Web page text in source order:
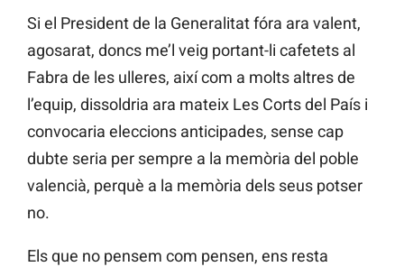
Si el President de la Generalitat fóra ara valent,
agosarat, doncs me’l veig portant-li cafetets al
Fabra de les ulleres, així com a molts altres de
l’equip, dissoldria ara mateix Les Corts del País i
convocaria eleccions anticipades, sense cap
dubte seria per sempre a la memòria del poble
valencià, perquè a la memòria dels seus potser
no.
Els que no pensem com pensen, ens resta